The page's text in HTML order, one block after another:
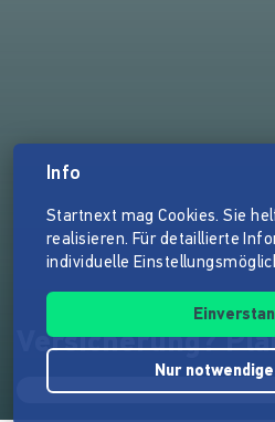
Versicherung?
Info
Startnext mag Cookies. Sie
realisieren. Für detaillierte
individuelle
Nur